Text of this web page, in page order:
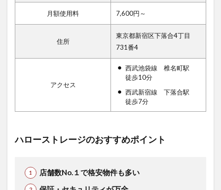
月額使用料 7,600円～
住所
東京都新宿区下落合4丁目
731番4
アクセス
西武池袋線 椎名町駅
徒歩10分
西武新宿線 下落合駅
徒歩7分
ハローストレージのおすすめポイント
店舗数No.１で格安物件も多い